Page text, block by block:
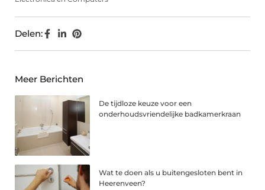
Delen:
Meer Berichten
De tijdloze keuze voor een
onderhoudsvriendelijke badkamerkraan
Wat te doen als u buitengesloten bent in
Heerenveen?